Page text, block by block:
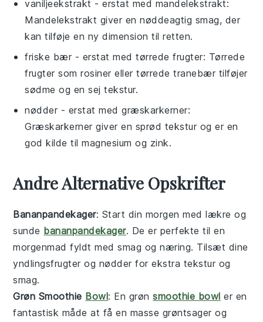
vaniljeekstrakt - erstat med mandelekstrakt:
Mandelekstrakt giver en nøddeagtig smag, der
kan tilføje en ny dimension til retten.
friske bær - erstat medtørrede frugter: Tørrede
frugter som rosiner eller tørrede tranebær tilføjer
sødme og en sej tekstur.
nødder - erstat medgræskarkerner:
Græskarkerner giver en sprød tekstur og er en
god kilde til magnesium og zink.
Andre Alternative Opskrifter
Bananpandekager: Start din morgen med lækre og
sunde bananpandekager. De er perfekte til en
morgenmad fyldt med smag og næring. Tilsæt dine
yndlingsfrugter og nødder for ekstra tekstur og
smag.
Grøn Smoothie Bowl: En grønsmoothie bowl er en
fantastisk måde at få en masse grøntsager og